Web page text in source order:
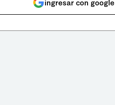
ingresar con google